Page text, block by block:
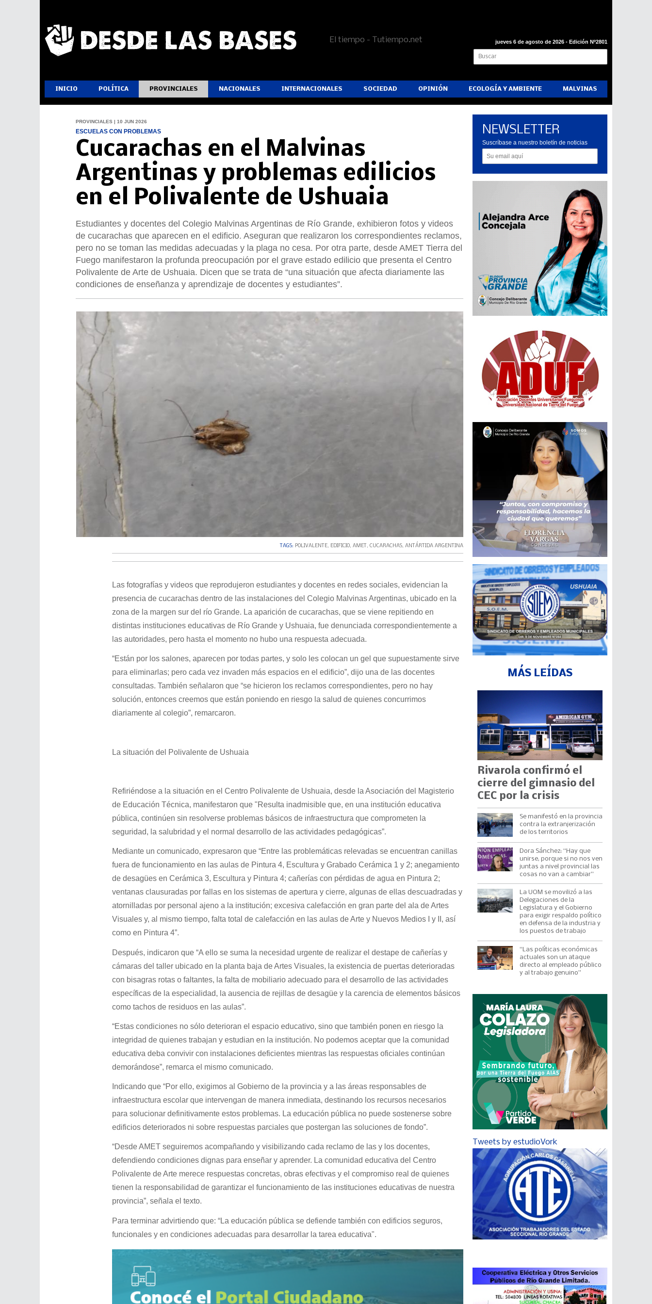
El tiempo - Tutiempo.net jueves 6 de agosto de 2026 - Edición Nº2801
INICIO POLÍTICA PROVINCIALES NACIONALES INTERNACIONALES SOCIEDAD OPINIÓN ECOLOGÍA Y AMBIENTE MALVINAS
PROVINCIALES | 10 JUN 2026
ESCUELAS CON PROBLEMAS
Cucarachas en el Malvinas
Argentinas y problemas edilicios
en el Polivalente de Ushuaia
Estudiantes y docentes del Colegio Malvinas Argentinas de Río Grande, exhibieron fotos y videos
de cucarachas que aparecen en el edificio. Aseguran que realizaron los correspondientes reclamos,
pero no se toman las medidas adecuadas y la plaga no cesa. Por otra parte, desde AMET Tierra del
Fuego manifestaron la profunda preocupación por el grave estado edilicio que presenta el Centro
Polivalente de Arte de Ushuaia. Dicen que se trata de “una situación que afecta diariamente las
condiciones de enseñanza y aprendizaje de docentes y estudiantes”.
TAGS: POLIVALENTE, EDIFICIO, AMET , CUCARACHAS, ANTÁRTIDA ARGENTINA
Las fotografías y videos que reprodujeron estudiantes y docentes en redes sociales, evidencian la
presencia de cucarachas dentro de las instalaciones del Colegio Malvinas Argentinas, ubicado en la
zona de la margen sur del río Grande. La aparición de cucarachas, que se viene repitiendo en
distintas instituciones educativas de Río Grande y Ushuaia, fue denunciada correspondientemente a
las autoridades, pero hasta el momento no hubo una respuesta adecuada.
“Están por los salones, aparecen por todas partes, y solo les colocan un gel que supuestamente sirve
para eliminarlas; pero cada vez invaden más espacios en el edificio”, dijo una de las docentes
consultadas. También señalaron que “se hicieron los reclamos correspondientes, pero no hay
solución, entonces creemos que están poniendo en riesgo la salud de quienes concurrimos
diariamente al colegio”, remarcaron.
La situación del Polivalente de Ushuaia
Refiriéndose a la situación en el Centro Polivalente de Ushuaia, desde la Asociación del Magisterio
de Educación Técnica, manifestaron que "Resulta inadmisible que, en una institución educativa
pública, continúen sin resolverse problemas básicos de infraestructura que comprometen la
seguridad, la salubridad y el normal desarrollo de las actividades pedagógicas”.
Mediante un comunicado, expresaron que “Entre las problemáticas relevadas se encuentran canillas
fuera de funcionamiento en las aulas de Pintura 4, Escultura y Grabado Cerámica 1 y 2; anegamiento
de desagües en Cerámica 3, Escultura y Pintura 4; cañerías con pérdidas de agua en Pintura 2;
ventanas clausuradas por fallas en los sistemas de apertura y cierre, algunas de ellas descuadradas y
atornilladas por personal ajeno a la institución; excesiva calefacción en gran parte del ala de Artes
Visuales y, al mismo tiempo, falta total de calefacción en las aulas de Arte y Nuevos Medios I y II, así
como en Pintura 4”.
Después, indicaron que “A ello se suma la necesidad urgente de realizar el destape de cañerías y
cámaras del taller ubicado en la planta baja de Artes Visuales, la existencia de puertas deterioradas
con bisagras rotas o faltantes, la falta de mobiliario adecuado para el desarrollo de las actividades
específicas de la especialidad, la ausencia de rejillas de desagüe y la carencia de elementos básicos
como tachos de residuos en las aulas”.
“Estas condiciones no sólo deterioran el espacio educativo, sino que también ponen en riesgo la
integridad de quienes trabajan y estudian en la institución. No podemos aceptar que la comunidad
educativa deba convivir con instalaciones deficientes mientras las respuestas oficiales continúan
demorándose”, remarca el mismo comunicado.
Indicando que “Por ello, exigimos al Gobierno de la provincia y a las áreas responsables de
infraestructura escolar que intervengan de manera inmediata, destinando los recursos necesarios
para solucionar definitivamente estos problemas. La educación pública no puede sostenerse sobre
edificios deteriorados ni sobre respuestas parciales que postergan las soluciones de fondo”.
“Desde AMET seguiremos acompañando y visibilizando cada reclamo de las y los docentes,
defendiendo condiciones dignas para enseñar y aprender. La comunidad educativa del Centro
Polivalente de Arte merece respuestas concretas, obras efectivas y el compromiso real de quienes
tienen la responsabilidad de garantizar el funcionamiento de las instituciones educativas de nuestra
provincia”, señala el texto.
Para terminar advirtiendo que: “La educación pública se defiende también con edificios seguros,
funcionales y en condiciones adecuadas para desarrollar la tarea educativa".
NEWSLETTER
Suscríbase a nuestro boletín de noticias
MÁS LEÍDAS
Rivarola confirmó el
cierre del gimnasio del
CEC por la crisis
Se manifestó en la provincia
contra la extranjerización
de los territorios
Dora Sánchez: “Hay que
unirse, porque si no nos ven
juntas a nivel provincial las
cosas no van a cambiar”
La UOM se movilizó a las
Delegaciones de la
Legislatura y el Gobierno
para exigir respaldo político
en defensa de la industria y
los puestos de trabajo
“Las políticas económicas
actuales son un ataque
directo al empleado público
y al trabajo genuino”
Tweets by estudioVork